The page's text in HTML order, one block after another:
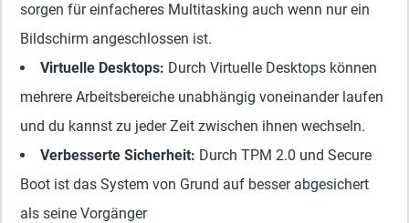
sorgen für einfacheres Multitasking auch wenn nur ein
Bildschirm angeschlossen ist.
Virtuelle Desktops: Durch Virtuelle Desktops können
mehrere Arbeitsbereiche unabhängig voneinander laufen
und du kannst zu jeder Zeit zwischen ihnen wechseln.
Verbesserte Sicherheit: Durch TPM 2.0 und Secure
Boot ist das System von Grund auf besser abgesichert
als seine Vorgänger